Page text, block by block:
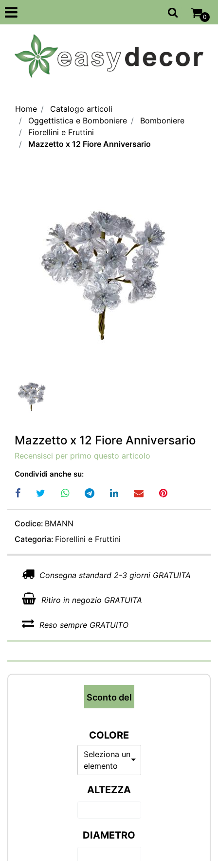
Open
0
Home
Catalogo articoli
Oggettistica e Bomboniere
Bomboniere
Fiorellini e Fruttini
Mazzetto x 12 Fiore Anniversario
Mazzetto x 12 Fiore Anniversario
Recensisci per primo questo articolo
Condividi anche su:
Codice: BMANN
Categoria: Fiorellini e Fruttini
Consegna standard 2-3 giorni GRATUITA
Ritiro in negozio GRATUITA
Reso sempre GRATUITO
Sconto del
COLORE
Seleziona un
elemento
ALTEZZA
DIAMETRO